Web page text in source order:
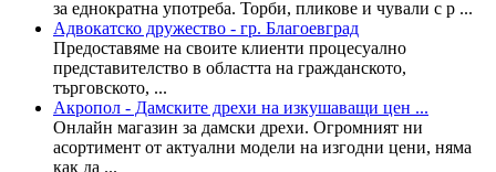
за еднократна употреба. Торби, пликове и чували с р ...
Адвокатско дружество - гр. Благоевград
Предоставяме на своите клиенти процесуално
представителство в областта на гражданското,
търговското, ...
Акропол - Дамските дрехи на изкушаващи цен ...
Онлайн магазин за дамски дрехи. Огромният ни
асортимент от актуални модели на изгодни цени, няма
как да ...